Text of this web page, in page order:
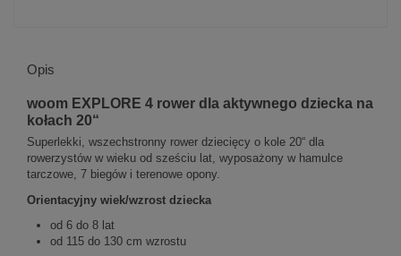
Opis
woom EXPLORE 4 rower dla aktywnego dziecka na
kołach 20“
Superlekki, wszechstronny rower dziecięcy o kole 20“ dla
rowerzystów w wieku od sześciu lat, wyposażony w hamulce
tarczowe, 7 biegów i terenowe opony.
Orientacyjny wiek/wzrost dziecka
od 6 do 8 lat
od 115 do 130 cm wzrostu